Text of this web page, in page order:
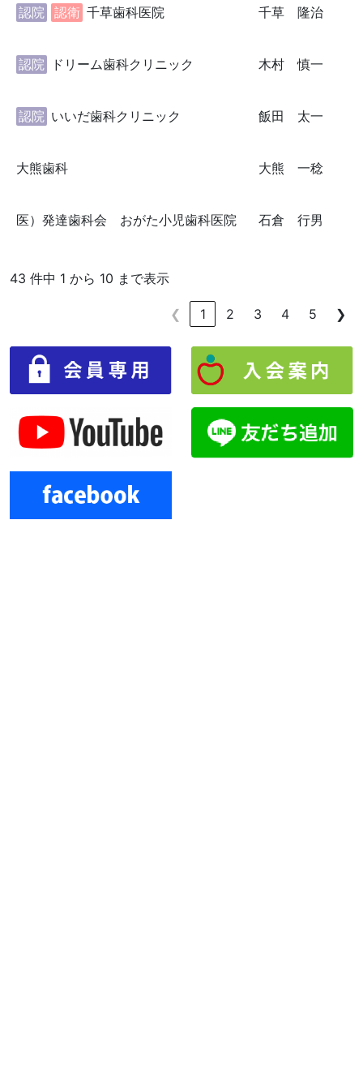
認院 認衛 千草歯科医院 千草 隆治
認院 ドリーム歯科クリニック 木村 慎一
認院 いいだ歯科クリニック 飯田 太一
大熊歯科 大熊 一稔
医）発達歯科会 おがた小児歯科医院 石倉 行男
43 件中 1 から 10 まで表示
❮ 1 2 3 4 5 ❯